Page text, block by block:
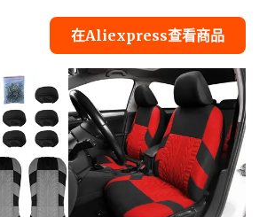
在Aliexpress查看商品